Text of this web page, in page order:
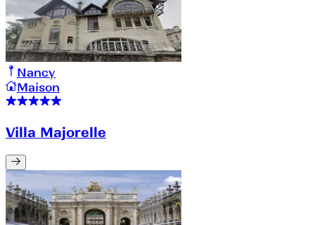
Nancy
Maison
Villa Majorelle